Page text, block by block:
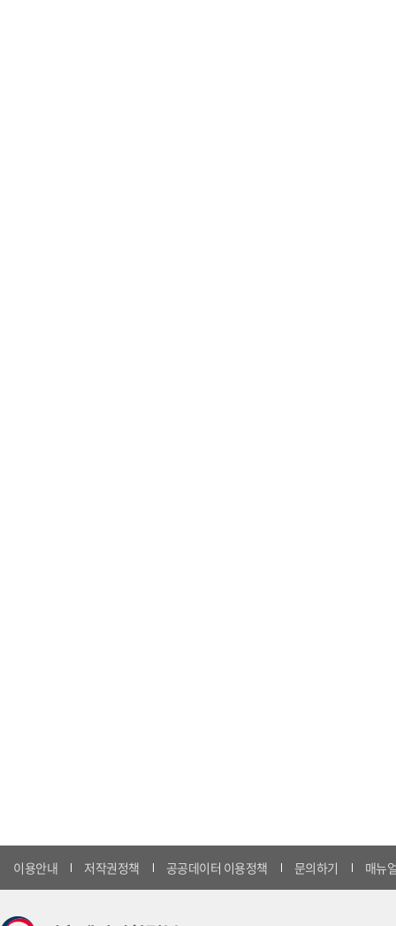
이용안내 저작권정책 공공데이터 이용정책 문의하기 매뉴